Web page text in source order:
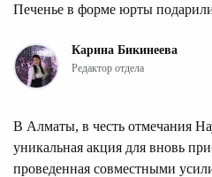
Печенье в форме юрты
Карина Бикинеева
Редактор отдела
В Алматы, в честь отмечания
уникальная акция для вновь
проведенная совместными